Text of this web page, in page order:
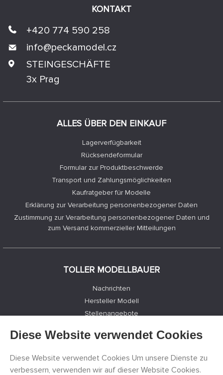
ALLES ÜBER DEN EINKAUF
Lagerverfügbarkeit
Rücksendeformular
Formular zur Produktbeschwerde
Transport und Zahlungsmöglichkeiten
Kaufratgeber für Modelle
Erklärung zur Verarbeitung personenbezogener Daten
Zustimmung zur Verarbeitung personenbezogener Daten und
zum Versand kommerzieller Mitteilungen
TOLLER MODELLBAUER
Nachrichten
Hersteller Modell
Stellenangebote
Registrierung
Cookies Einstellungen
KONTAKT
+420 774 590 258
info@peckamodel.cz
STEINGESCHÄFTE
3x Prag
Diese Website verwendet Cookies
Diese Website verwendet Cookies Um unsere Dienste zu
verbessern, verwenden wir auf dieser Website Cookies.